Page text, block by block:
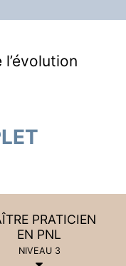
PRATICIEN
EN PNL
NIVEAU 3